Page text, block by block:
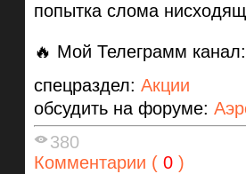
попытка слома
🔥 Мой Телеграмм
спецраздел: Акции
обсудить на форуме:
380
Комментарии ( 0 )